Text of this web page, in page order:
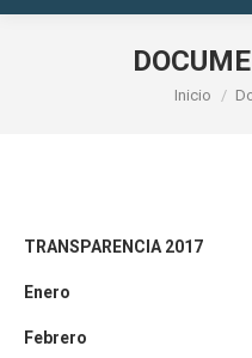
Estás
Inicio
TRANSPARENCIA 2017
Enero
Febrero